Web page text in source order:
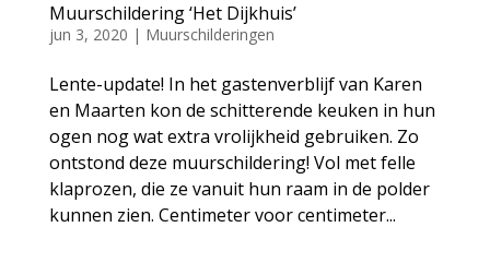
Muurschildering ‘Het Dijkhuis’
jun 3, 2020 | Muurschilderingen
Lente-update! In het gastenverblijf van Karen
en Maarten kon de schitterende keuken in hun
ogen nog wat extra vrolijkheid gebruiken. Zo
ontstond deze muurschildering! Vol met felle
klaprozen, die ze vanuit hun raam in de polder
kunnen zien. Centimeter voor centimeter...